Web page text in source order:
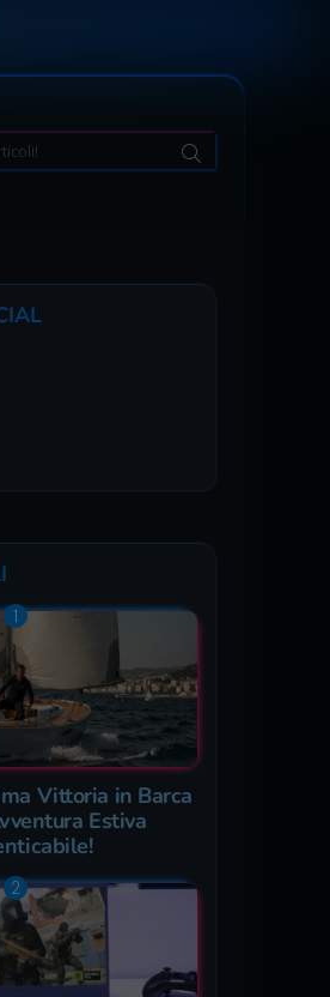
Vittoria in Barca
Estiva